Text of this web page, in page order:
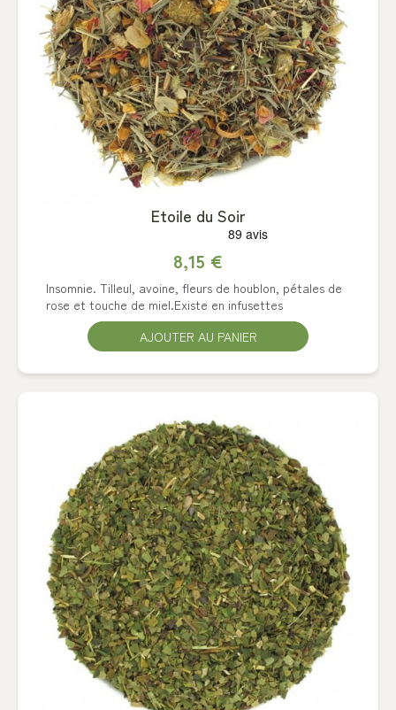
Etoile du Soir
8,15 €
Insomnie. Tilleul, avoine, fleurs de houblon, pétales de
rose et touche de miel.Existe en infusettes
AJOUTER AU PANIER